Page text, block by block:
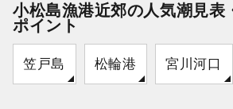
小松島漁港近郊の人気潮見表
ポイント
笠戸島 松輪港 宮川河口